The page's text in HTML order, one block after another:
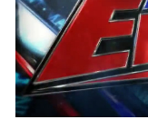
SCSA867-Aug 08
AEW: Buddy
aos ringues